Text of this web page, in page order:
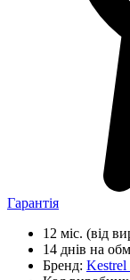
Гарантія
12 міс. (від
14 днів на
Бренд: Kestrel